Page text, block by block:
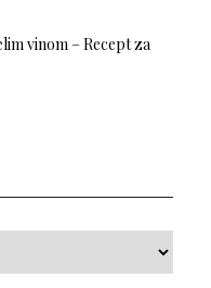
vinom – Recept za